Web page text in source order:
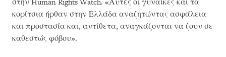
στην Human Rights Watch. «Αυτές οι γυναίκες και τα
κορίτσια ήρθαν στην Ελλάδα αναζητώντας ασφάλεια
και προστασία και, αντίθετα, αναγκάζονται να ζουν σε
καθεστώς φόβου».